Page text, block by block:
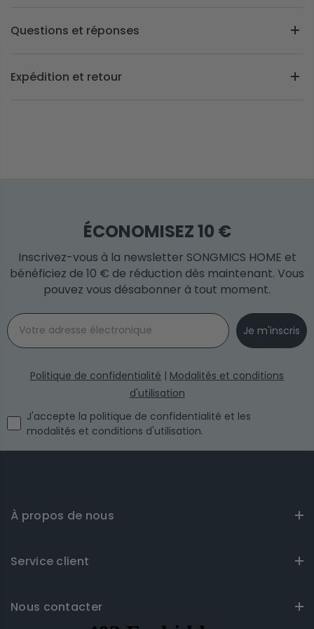
Questions et réponses
Expédition et retour
ÉCONOMISEZ 10 €
Inscrivez-vous à la newsletter SONGMICS HOME et
bénéficiez de 10 € de réduction dès maintenant. Vous
pouvez vous désabonner à tout moment.
Email
Je m'inscris
Politique de confidentialité | Modalités et conditions
d'utilisation
I agree with the privacy policy and the terms and
J'accepte la politique de confidentialité et les
modalités et conditions d'utilisation.
À propos de nous
Service client
Nous contacter